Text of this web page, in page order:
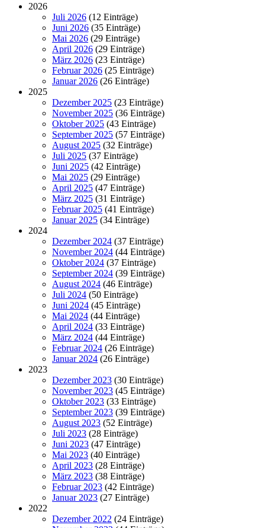
2026
Juli 2026 (12 Einträge)
Juni 2026 (35 Einträge)
Mai 2026 (29 Einträge)
April 2026 (29 Einträge)
März 2026 (23 Einträge)
Februar 2026 (25 Einträge)
Januar 2026 (26 Einträge)
2025
Dezember 2025 (23 Einträge)
November 2025 (36 Einträge)
Oktober 2025 (43 Einträge)
September 2025 (57 Einträge)
August 2025 (32 Einträge)
Juli 2025 (37 Einträge)
Juni 2025 (42 Einträge)
Mai 2025 (29 Einträge)
April 2025 (47 Einträge)
März 2025 (31 Einträge)
Februar 2025 (41 Einträge)
Januar 2025 (34 Einträge)
2024
Dezember 2024 (37 Einträge)
November 2024 (44 Einträge)
Oktober 2024 (37 Einträge)
September 2024 (39 Einträge)
August 2024 (46 Einträge)
Juli 2024 (50 Einträge)
Juni 2024 (45 Einträge)
Mai 2024 (44 Einträge)
April 2024 (33 Einträge)
März 2024 (44 Einträge)
Februar 2024 (26 Einträge)
Januar 2024 (26 Einträge)
2023
Dezember 2023 (30 Einträge)
November 2023 (45 Einträge)
Oktober 2023 (33 Einträge)
September 2023 (39 Einträge)
August 2023 (52 Einträge)
Juli 2023 (28 Einträge)
Juni 2023 (47 Einträge)
Mai 2023 (40 Einträge)
April 2023 (28 Einträge)
März 2023 (38 Einträge)
Februar 2023 (42 Einträge)
Januar 2023 (27 Einträge)
2022
Dezember 2022 (24 Einträge)